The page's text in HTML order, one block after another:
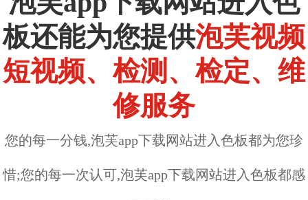
板还能为您提供泡芙视频
短视频、检测、检定、维
修服务
您的每一分钱,泡芙app下载网站进入色板都为您珍
惜;您的每一次认可,泡芙app下载网站进入色板都感